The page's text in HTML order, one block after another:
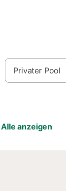
Privater Pool
Alle anzeigen